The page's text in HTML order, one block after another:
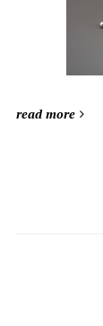
read more